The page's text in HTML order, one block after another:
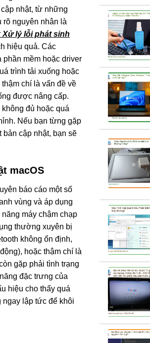
nhật, từ những
nguyên nhân là
Xử lý lỗi phát sinh
hiệu quả. Các
mềm hoặc driver
trình tải xuống hoặc
chí là vấn đề về
được nâng cấp.
đủ hoặc quá
Nếu bạn từng gặp
bản cập nhật, bạn sẽ
macOS
báo cáo một số
vùng và áp dụng
máy chậm chạp
thường xuyên bị
không ổn định,
hoặc thậm chí là
gặp phải tình trạng
đặc trưng của
hiệu cho thấy quá
ngay lập tức để khôi